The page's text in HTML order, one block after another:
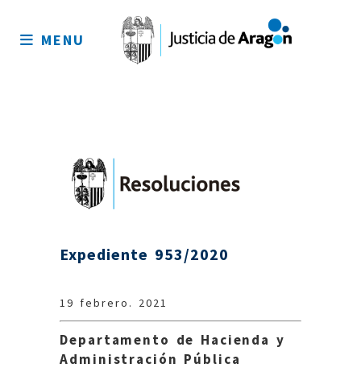
sitio
MENU
Expediente 953/2020
19 febrero. 2021
Departamento de Hacienda y
Administración Pública